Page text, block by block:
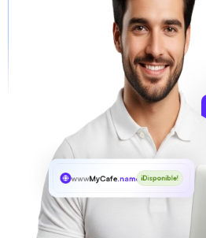
wwwMyCafe.name ¡Disponible!